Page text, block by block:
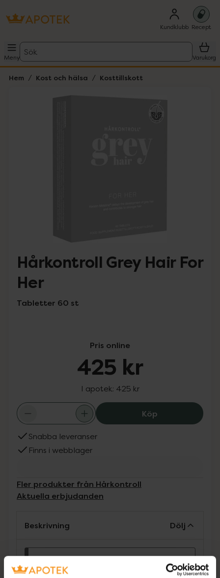
Kundklubb Recept
Meny
Sök
Varukorg
Hem Kost och hälsa Kosttillskott
Hårkontroll Grey Hair For
Her
Tabletter 60 st
Pris online
425 kr
I apotek: 425 kr
KöpHårkontroll
Snabba leveranser
Finns i webblager
Fler produkter från Hårkontroll
Aktuella erbjudanden
Beskrivning Dölj
daglig dos bör inte överskridas.